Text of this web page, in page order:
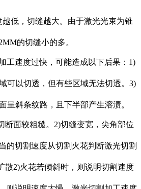
低，切缝越大。由于激光光束为锥
的切缝小的多。
工速度过快，可能造成以下后果：1)
可以切透，但有些区域无法切透。3)
呈斜条纹路，且下半部产生溶渍。
断面较粗糙。2)切缝变宽，尖角部位
的切割速度从切割火花判断激光切割
散2)火花若倾斜时，则说明切割速度